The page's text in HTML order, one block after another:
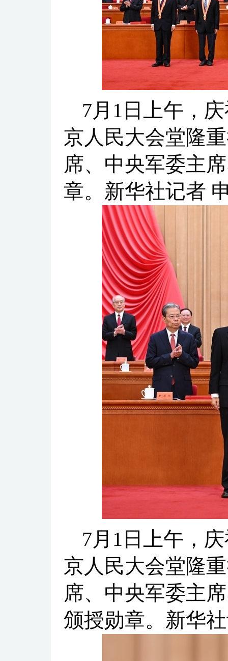
7月1日上午，
京人民大会堂隆
席、中央军委主
章。新华社记者
7月1日上午，
京人民大会堂隆
席、中央军委主
颁授勋章。新华